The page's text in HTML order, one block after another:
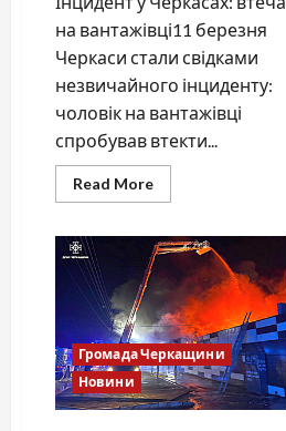
на вантажівці11 березня
Черкаси стали свідками
незвичайного інциденту:
чоловік на вантажівці
спробував втекти...
Read MoreRead
more
вантажівці
від
поліції:
порушник
знову
за
кермом!
Громада Черкащини
Новини